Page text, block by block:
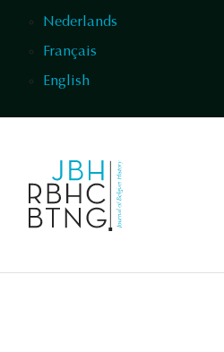
Nederlands
Français
English